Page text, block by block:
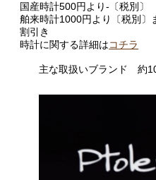
国産時計500円より-〔税別〕
舶来時計1000円より〔税別〕
割引き
時計に関する詳細はコチラ
主な取扱いブランド 約